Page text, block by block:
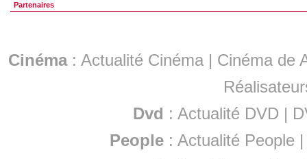
Partenaires
Cinéma: Actualité Cinéma | Cinéma de
Dvd : Actualité DVD |
People :Actualité People